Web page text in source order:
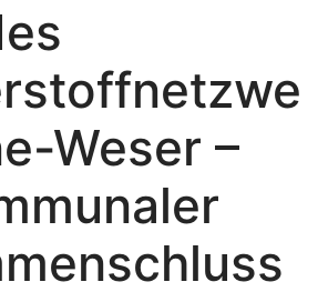
Weser –